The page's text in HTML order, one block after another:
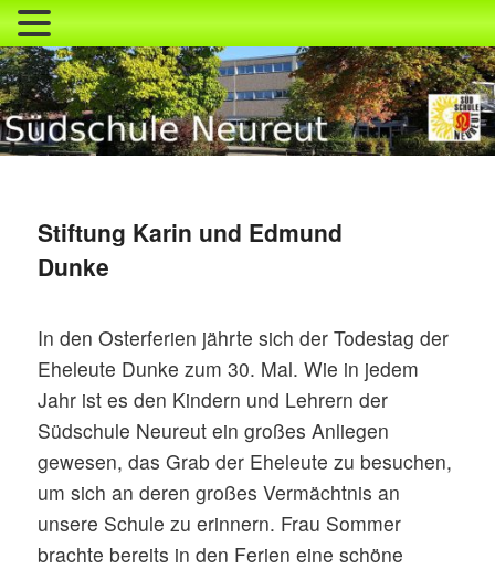
Zum
primären
Inhalt
springen
Stiftung Karin und Edmund
Dunke
In den Osterferien jährte sich der Todestag der
Eheleute Dunke zum 30. Mal. Wie in jedem
Jahr ist es den Kindern und Lehrern der
Südschule Neureut ein großes Anliegen
gewesen, das Grab der Eheleute zu besuchen,
um sich an deren großes Vermächtnis an
unsere Schule zu erinnern. Frau Sommer
brachte bereits in den Ferien eine schöne